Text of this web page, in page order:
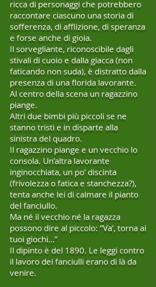
ricca di personaggi che potrebbero
raccontare ciascuno una storia di
sofferenza, di afflizione, di speranza
e forse anche di gioia.
Il sorvegliante, riconoscibile dagli
stivali di cuoio e dalla giacca (non
faticando non suda), è distratto dalla
presenza di una florida lavorante.
Al centro della scena un ragazzino
piange.
Altri due bimbi più piccoli se ne
stanno tristi e in disparte alla
sinistra del quadro.
Il ragazzino piange e un vecchio lo
consola. Un’altra lavorante
inginocchiata, un po’ discinta
(frivolezza o fatica e stanchezza?),
tenta anche lei di calmare il pianto
del fanciullo.
Ma né il vecchio né la ragazza
possono dire al piccolo: “Va’, torna ai
tuoi giochi…”
Il dipinto è del 1890. Le leggi contro
il lavoro dei fanciulli erano di là da
venire.